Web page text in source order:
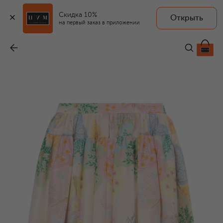
Скидка 10%
на первый заказ в приложении
Открыть
58 850 ₽